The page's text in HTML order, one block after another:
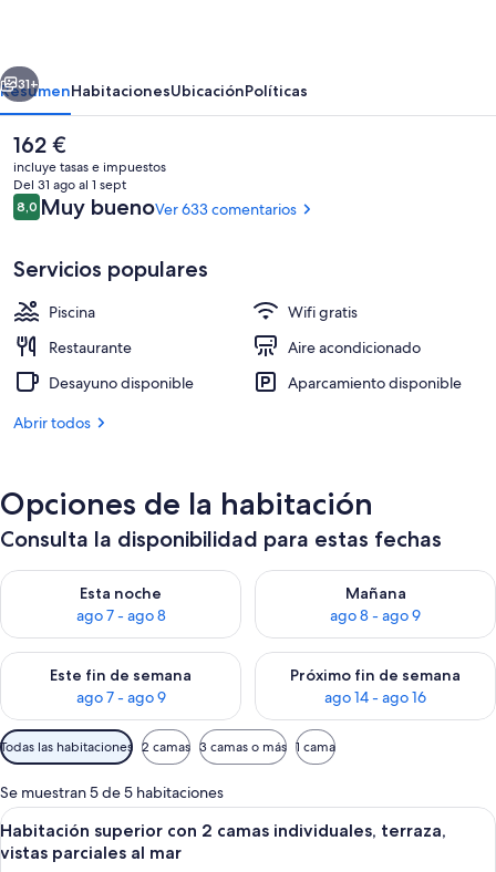
Exterior
Siguiente
31+
ResumenHabitacionesUbicaciónPolíticas
El
precio
actual
es
de
162 €
incluye tasas e impuestos
Del 31 ago al 1 sept
Comentarios
8,08,0 de 10
Muy buenoVer 633 comentarios
Servicios populares
Piscina
Wifi gratis
Restaurante
Aire acondicionado
Desayuno disponible
Aparcamiento disponible
Abrir todos
Opciones de la habitación
Consulta la disponibilidad para estas fechas
Esta noche
ago 7 - ago 8
Consulta la disponibilidad para esta noche, ago 7 - ago 8
Mañana
ago 8 - ago 9
Consulta la disponibilidad
Este fin de semana
ago 7 - ago 9
Consulta la disponibilidad para este fin de semana, ago 7 -
Próximo fin de semana
ago 14 - ago 16
Consulta la disponibilidad
Filtros
disponibles
para
las
habitaciones
Todas las habitaciones 2 camas 3 camas o más 1 cama
Se muestran 5 de 5 habitaciones
Abrir
todas
Una habitación de hotel con dos
5
Habitación superior con 2 camas individuales, terraza,
vistas parciales al mar